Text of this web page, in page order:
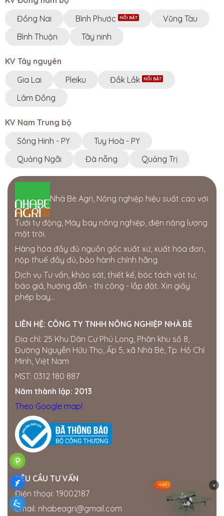
Đồng Nai
Bình Phước
Vũng Tàu
Bình Thuận
Tây ninh
KV Tây nguyên
Gia Lai
Pleiku
Đắk Lắk
Lâm Đồng
KV Nam Trung bộ
Sông Hinh - PY
Tuy Hoà - PY
Quảng Ngãi
Đà nẵng Quảng Trị
Nhà Bè Agri, Nông nghiệp hiệu suất cao với
Tưới tự động, Máy bay nông nghiệp, điện năng lượng
mặt trời.
Hàng hóa đầy đủ nguồn gốc xuất xứ, xuất hóa đơn,
nộp thuế đầy đủ, bảo hành chính hãng.
Dịch vụ Tư vấn, khảo sát, thiết kế, bóc tách vật tư,
báo giá, hướng dẫn - thi công - lắp đặt. Xin giấy
phép bay...
LIÊN HỆ: CÔNG TY TNHH NÔNG NGHIỆP NHÀ BÈ
Địa chỉ: 25 Khu Dân Cư Phú Long, Phân khu số 8,
Đường Nguyễn Hữu Thọ, Ấp 5, xã Nhà Bè, Tp. Hồ Chí
Minh, Việt Nam
MST: 0312 180 887
Năm thành lập: 2013
Theo Google map!
YÊU CẦU TƯ VẤN
Điện thoại: 19002187
Email: nhabeagri@gmail.com
HOT ×